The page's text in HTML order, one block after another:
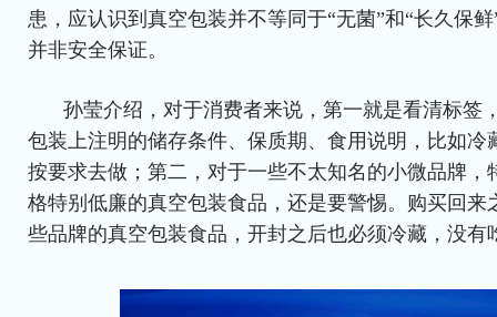
患，应认识到真空包装并不等同于“无菌”和“长久保
并非安全保证。
孙莹介绍，对于消费者来说，第一就是看清标签
包装上注明的储存条件、保质期、食用说明，比如冷
按要求去做；第二，对于一些不太知名的小微品牌，
格特别低廉的真空包装食品，还是要警惕。购买回来
些品牌的真空包装食品，开封之后也必须冷藏，没有